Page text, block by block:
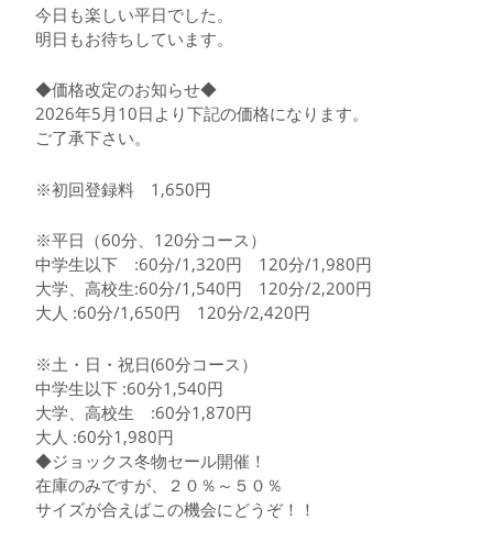
今日も楽しい平日でした。
明日もお待ちしています。
◆価格改定のお知らせ◆
2026年5月10日より下記の価格になります。
ご了承下さい。
※初回登録料 1,650円
※平日（60分、120分コース）
中学生以下 :60分/1,320円 120分/1,980円
大学、高校生:60分/1,540円 120分/2,200円
大人 :60分/1,650円 120分/2,420円
※土・日・祝日(60分コース）
中学生以下 :60分1,540円
大学、高校生 :60分1,870円
大人 :60分1,980円
◆ジョックス冬物セール開催！
在庫のみですが、２０％～５０％
サイズが合えばこの機会にどうぞ！！